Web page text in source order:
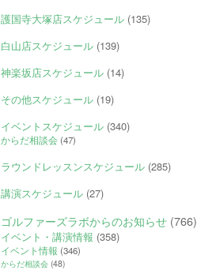
護国寺大塚店スケジュール (135)
白山店スケジュール (139)
神楽坂店スケジュール (14)
その他スケジュール (19)
イベントスケジュール (340)
からだ相談会 (47)
ラウンドレッスンスケジュール (285)
講演スケジュール (27)
ゴルファーズラボからのお知らせ (766)
イベント・講演情報 (358)
イベント情報 (346)
からだ相談会 (48)